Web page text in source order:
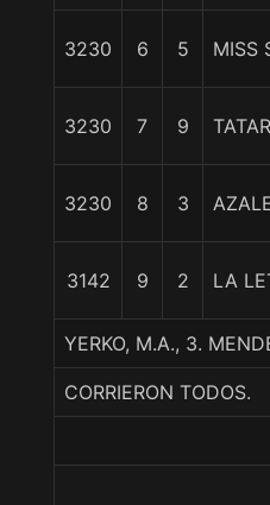
3230 6 5 MISS
3230 7 9
3230 8 3
3142 9 2 LA
YERKO, M.A., 3.
CORRIERON TODOS.